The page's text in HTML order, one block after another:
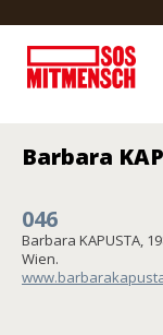
Barbara
046
Barbara KAPUSTA,
Wien.